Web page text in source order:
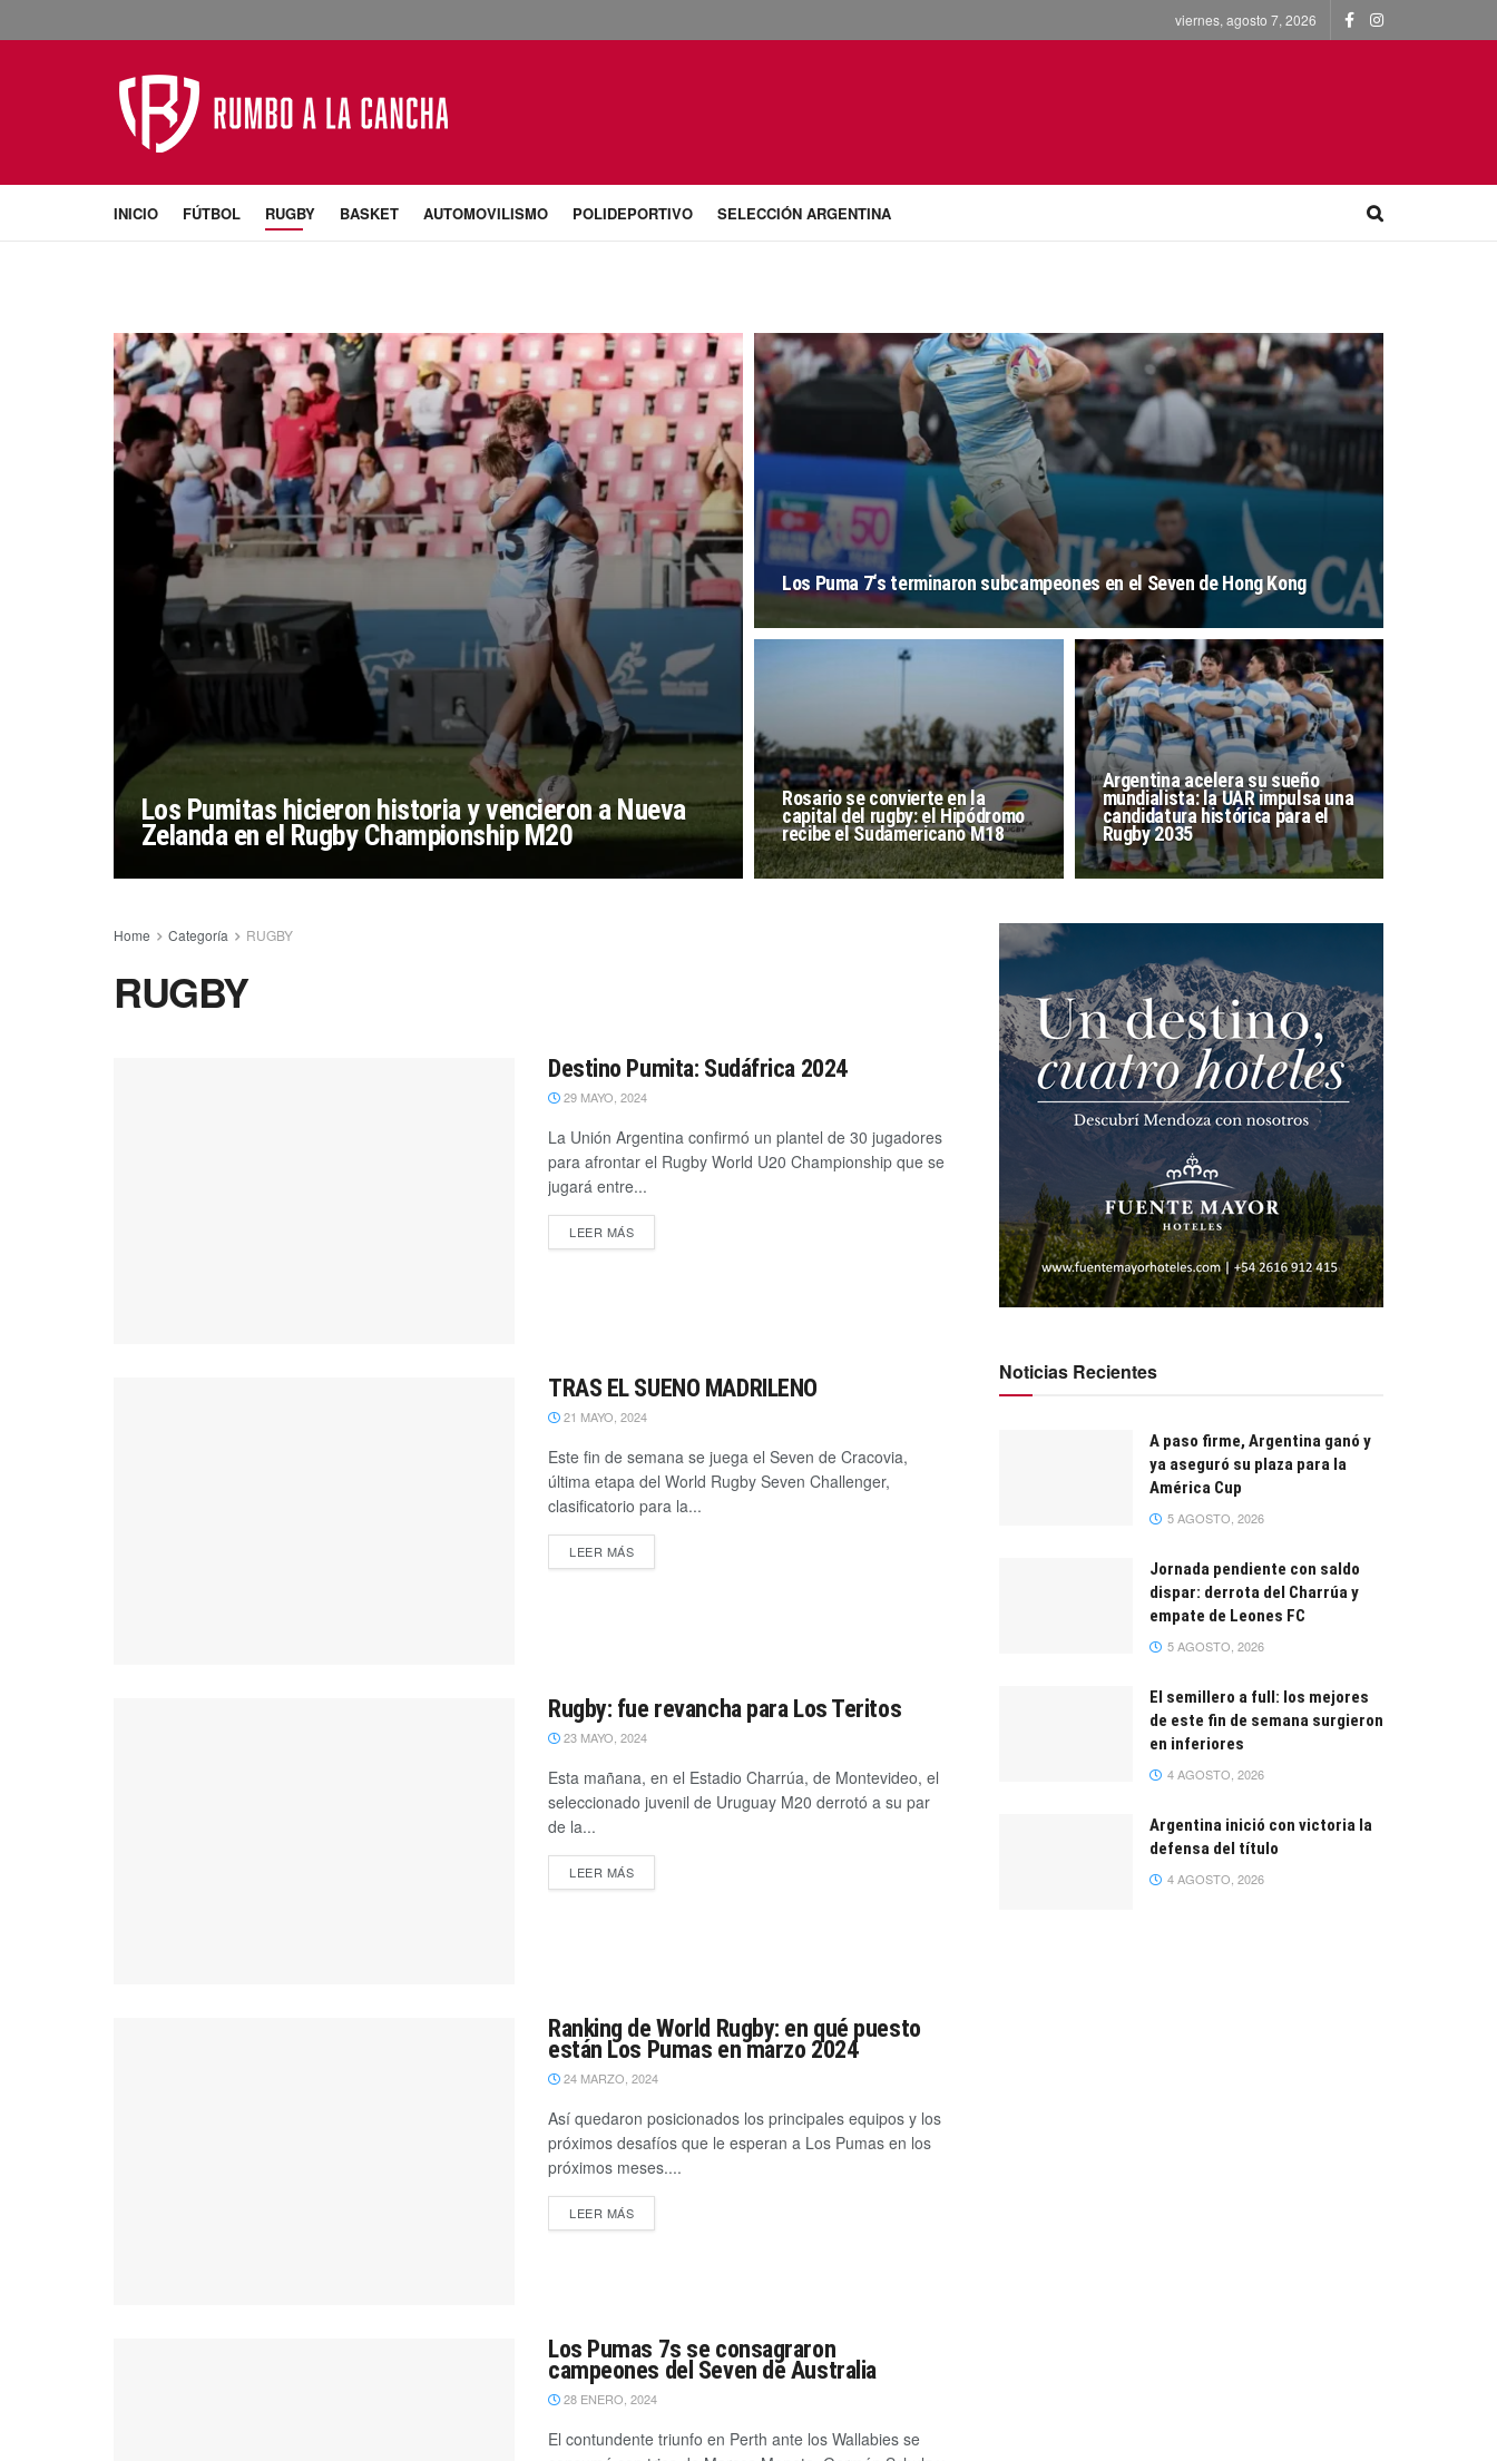
viernes, agosto 7, 2026
INICIO FÚTBOL RUGBY BASKET AUTOMOVILISMO POLIDEPORTIVO SELECCIÓN ARGENTINA
Los Pumitas hicieron historia y vencieron a Nueva
Zelanda en el Rugby Championship M20
Los Puma 7‘s terminaron subcampeones en el Seven de Hong Kong
Rosario se convierte en la
capital del rugby: el Hipódromo
recibe el Sudamericano M18
Argentina acelera su sueño
mundialista: la UAR impulsa una
candidatura histórica para el
Rugby 2035
Home Categoría RUGBY
RUGBY
Destino Pumita: Sudáfrica 2024
29 MAYO, 2024
La Unión Argentina confirmó un plantel de 30 jugadores
para afrontar el Rugby World U20 Championship que se
jugará entre...
LEER MÁS
TRAS EL SUEÑO MADRILEÑO
21 MAYO, 2024
Este fin de semana se juega el Seven de Cracovia,
última etapa del World Rugby Seven Challenger,
clasificatorio para la...
LEER MÁS
Rugby: fue revancha para Los Teritos
23 MAYO, 2024
Esta mañana, en el Estadio Charrúa, de Montevideo, el
seleccionado juvenil de Uruguay M20 derrotó a su par
de la...
LEER MÁS
Ranking de World Rugby: en qué puesto
están Los Pumas en marzo 2024
24 MARZO, 2024
Así quedaron posicionados los principales equipos y los
próximos desafíos que le esperan a Los Pumas en los
próximos meses....
LEER MÁS
Los Pumas 7s se consagraron
campeones del Seven de Australia
28 ENERO, 2024
El contundente triunfo en Perth ante los Wallabies se
Noticias Recientes
A paso firme, Argentina ganó y
ya aseguró su plaza para la
América Cup
5 AGOSTO, 2026
Jornada pendiente con saldo
dispar: derrota del Charrúa y
empate de Leones FC
5 AGOSTO, 2026
El semillero a full: los mejores
de este fin de semana surgieron
en inferiores
4 AGOSTO, 2026
Argentina inició con victoria la
defensa del título
4 AGOSTO, 2026